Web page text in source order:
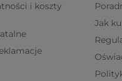
i koszty
Jak